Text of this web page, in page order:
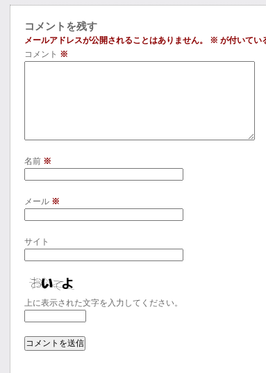
コメントを残す
メールアドレスが公開されることはありません。 ※ が付いてい
コメント ※
名前 ※
メール ※
サイト
上に表示された文字を入力してください。